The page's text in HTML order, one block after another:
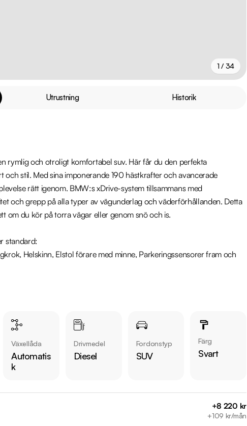
1 / 34
Utrustning Historik
rymlig och otroligt komfortabel suv. Här får du den perfekta
och stil. Med sina imponerande 190 hästkrafter och avancerade
rätt igenom. BMW:s xDrive-system tillsammans med
och grepp på alla typer av vägunderlag och väderförhållanden. Detta
om du kör på torra vägar eller genom snö och is.
standard:
Helskinn, Elstol förare med minne, Parkeringssensorer fram och
andra BMW X3 i lager. Se våra bilar på
0.49l/mil
Växellåda
Automatis
k
Drivmedel
Diesel
Fordonstyp
SUV
Färg
Svart
+8 220 kr
+109 kr/mån